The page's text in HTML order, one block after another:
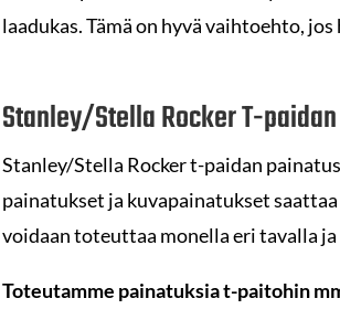
laadukas. Tämä on hyvä vaihtoehto,
Stanley/Stella Rocker T-
Stanley/Stella Rocker t-paidan
painatukset ja kuvapainatukset
voidaan toteuttaa monella eri tavalla
Toteutamme painatuksia t-paitohin